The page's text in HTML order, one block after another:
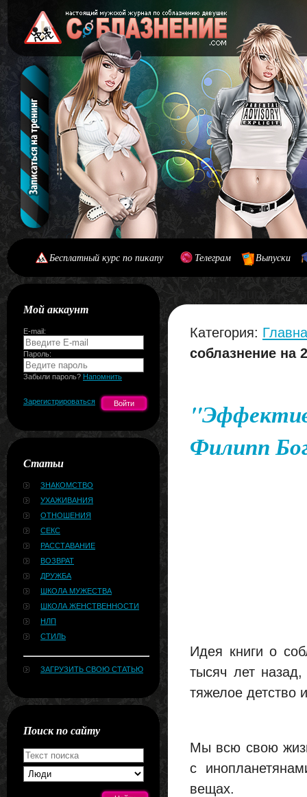
Бесплатный курс по пикапу Телеграм Выпуски
Мой аккаунт
E-mail:
Пароль:
Забыли пароль? Напомнить
Зарегистрироваться
Статьи
ЗНАКОМСТВО
УХАЖИВАНИЯ
ОТНОШЕНИЯ
СЕКС
РАССТАВАНИЕ
ВОЗВРАТ
ДРУЖБА
ШКОЛА МУЖЕСТВА
ШКОЛА ЖЕНСТВЕННОСТИ
НЛП
СТИЛЬ
ЗАГРУЗИТЬ СВОЮ СТАТЬЮ
Поиск по сайту
Категория:
соблазнение на
Филипп
Идея книги о
тысяч лет
тяжелое детство
Мы всю свою
с
вещах.